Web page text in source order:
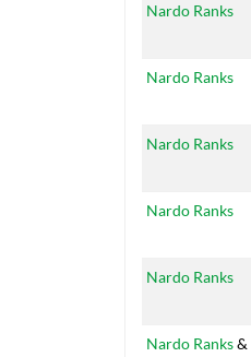
Nardo Ranks
Nardo Ranks
Nardo Ranks
Nardo Ranks
Nardo Ranks
Nardo Ranks&